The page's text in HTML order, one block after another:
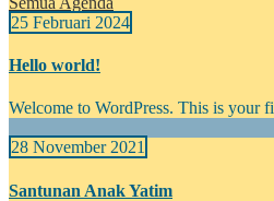
25 Februari 2024
Hello world!
Welcome to WordPress. This is your
28 November 2021
Santunan Anak Yatim